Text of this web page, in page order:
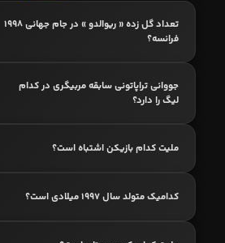
تعداد گل زده « ریوالدو » در جام جهانی 1998
فرانسه؟
جووانی تراپاتونی سابقه مربیگری در کدام
لیگ را دارد؟
ملیت کدام بازیکن اشتباه است؟
کدامیک متولد سال 1997 میلادی است؟